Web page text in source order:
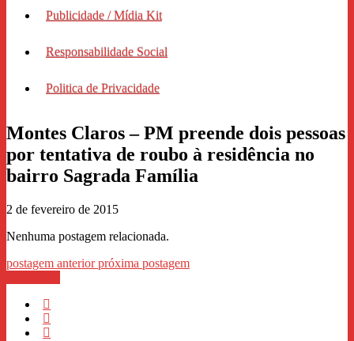
Publicidade / Mídia Kit
Responsabilidade Social
Politica de Privacidade
Montes Claros – PM preende dois pessoas
por tentativa de roubo à residência no
bairro Sagrada Família
2 de fevereiro de 2015
Nenhuma postagem relacionada.
postagem anteriorpróxima postagem